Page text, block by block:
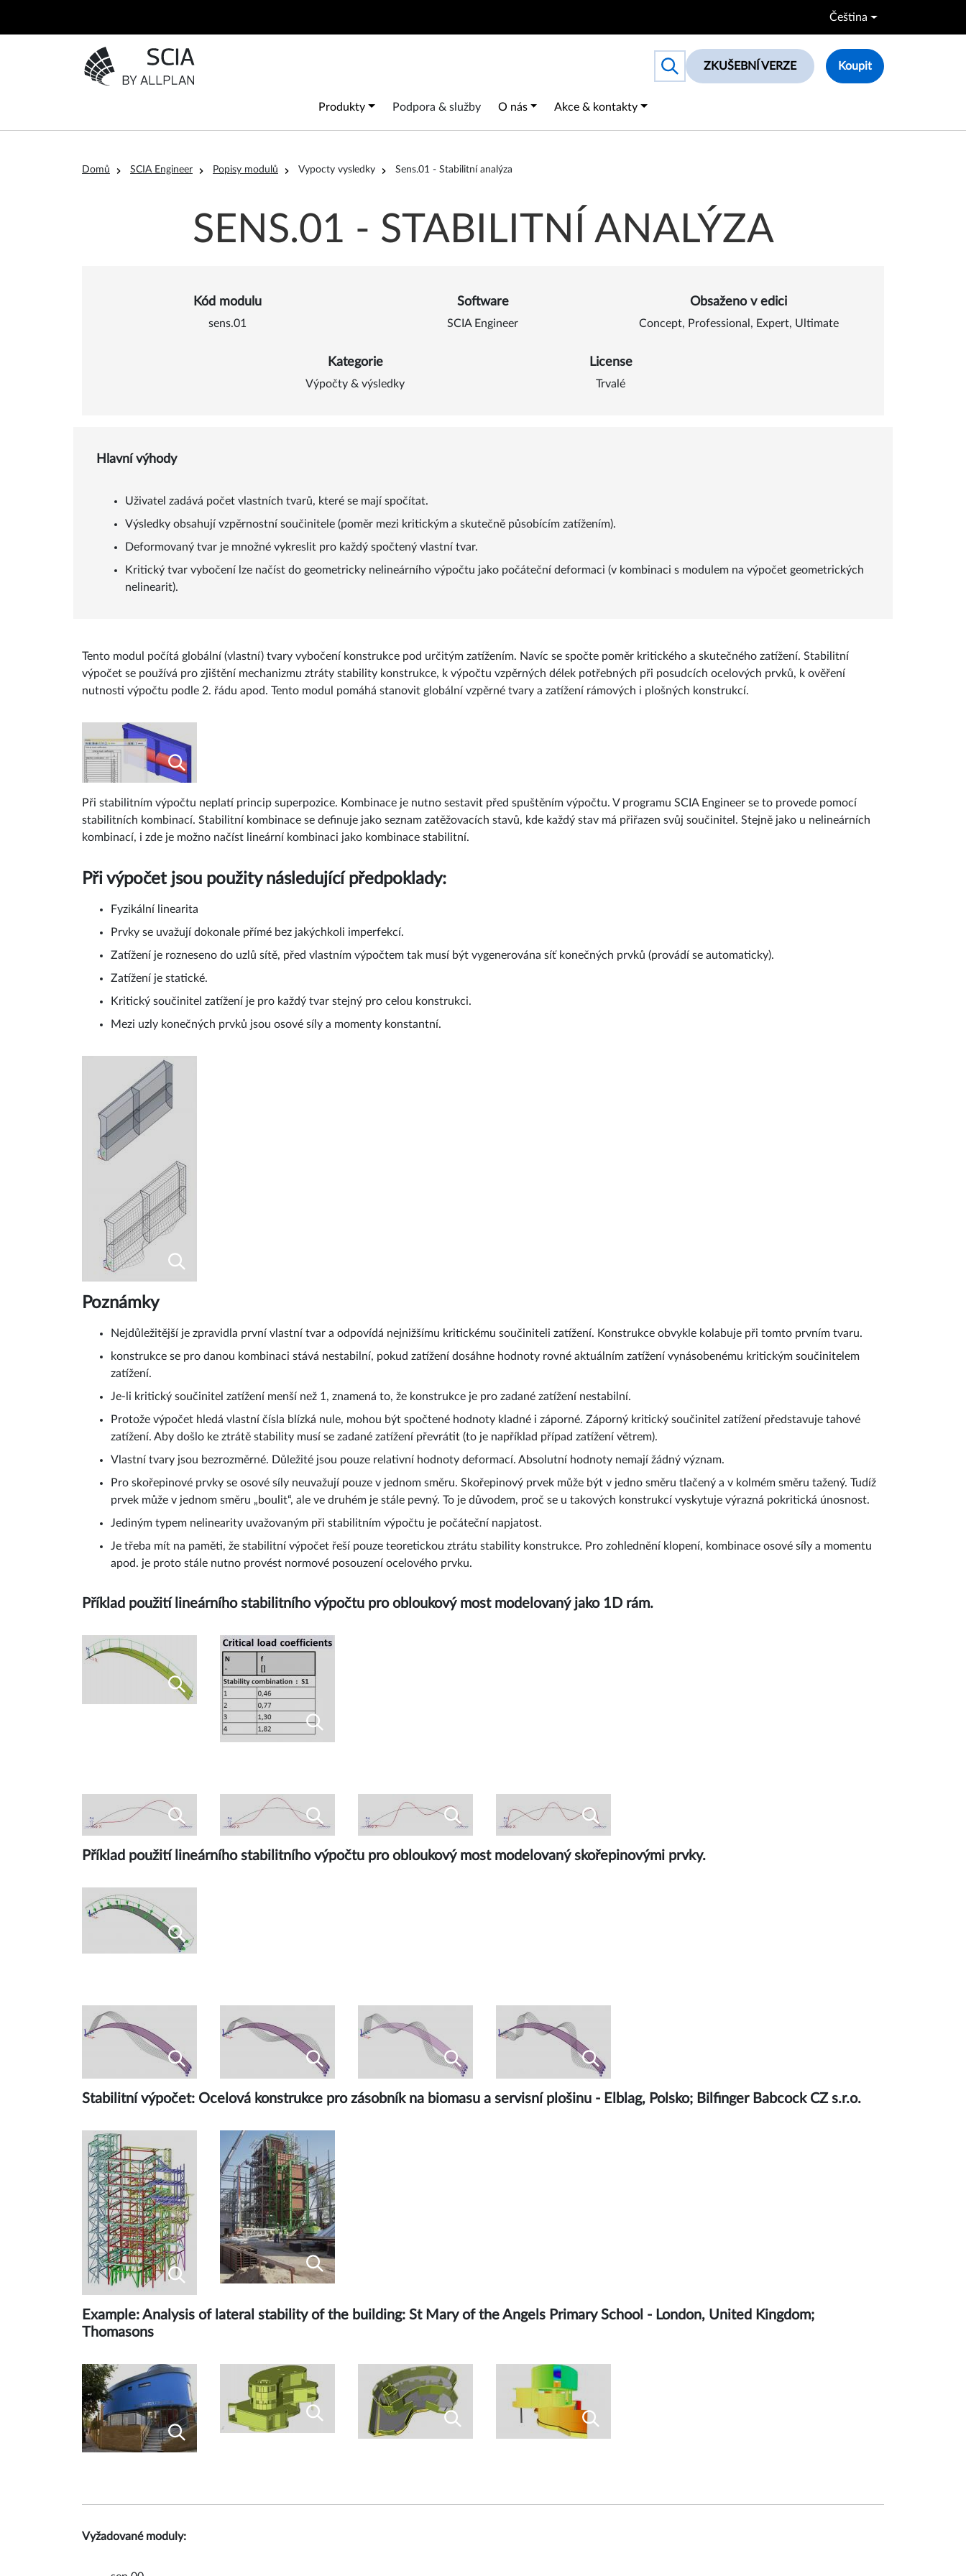
Čeština
Toggle search box
ZKUŠEBNÍ VERZE Koupit
Main navigation
Produkty Podpora & služby O nás Akce & kontakty
Drobečková navigace
Domů SCIA Engineer Popisy modulů Vypocty vysledky Sens.01 - Stabilitní analýza
SENS.01 - STABILITNÍ ANALÝZA
Kód modulu
sens.01
Software
SCIA Engineer
Obsaženo v edici
Concept, Professional , Expert, Ultimate
Kategorie
Výpočty & výsledky
License
Trvalé
Hlavní výhody
Uživatel zadává počet vlastních tvarů, které se mají spočítat.
Výsledky obsahují vzpěrnostní součinitele (poměr mezi kritickým a skutečně působícím zatížením).
Deformovaný tvar je množné vykreslit pro každý spočtený vlastní tvar.
Kritický tvar vybočení lze načíst do geometricky nelineárního výpočtu jako počáteční deformaci (v kombinaci s modulem na výpočet geometrických
nelinearit).
Tento modul počítá globální (vlastní) tvary vybočení konstrukce pod určitým zatížením. Navíc se spočte poměr kritického a skutečného zatížení. Stabilitní
výpočet se používá pro zjištění mechanizmu ztráty stability konstrukce, k výpočtu vzpěrných délek potřebných při posudcích ocelových prvků, k ověření
nutnosti výpočtu podle 2. řádu apod. Tento modul pomáhá stanovit globální vzpěrné tvary a zatížení rámových i plošných konstrukcí.
Při stabilitním výpočtu neplatí princip superpozice. Kombinace je nutno sestavit před spuštěním výpočtu. V programu SCIA Engineer se to provede pomocí
stabilitních kombinací. Stabilitní kombinace se definuje jako seznam zatěžovacích stavů, kde každý stav má přiřazen svůj součinitel. Stejně jako u nelineárních
kombinací, i zde je možno načíst lineární kombinaci jako kombinace stabilitní.
Při výpočet jsou použity následující předpoklady:
Fyzikální linearita
Prvky se uvažují dokonale přímé bez jakýchkoli imperfekcí.
Zatížení je rozneseno do uzlů sítě, před vlastním výpočtem tak musí být vygenerována síť konečných prvků (provádí se automaticky).
Zatížení je statické.
Kritický součinitel zatížení je pro každý tvar stejný pro celou konstrukci.
Mezi uzly konečných prvků jsou osové síly a momenty konstantní.
Poznámky
Nejdůležitější je zpravidla první vlastní tvar a odpovídá nejnižšímu kritickému součiniteli zatížení. Konstrukce obvykle kolabuje při tomto prvním tvaru.
konstrukce se pro danou kombinaci stává nestabilní, pokud zatížení dosáhne hodnoty rovné aktuálním zatížení vynásobenému kritickým součinitelem
zatížení.
Je-li kritický součinitel zatížení menší než 1, znamená to, že konstrukce je pro zadané zatížení nestabilní.
Protože výpočet hledá vlastní čísla blízká nule, mohou být spočtené hodnoty kladné i záporné. Záporný kritický součinitel zatížení představuje tahové
zatížení. Aby došlo ke ztrátě stability musí se zadané zatížení převrátit (to je například případ zatížení větrem).
Vlastní tvary jsou bezrozměrné. Důležité jsou pouze relativní hodnoty deformací. Absolutní hodnoty nemají žádný význam.
Pro skořepinové prvky se osové síly neuvažují pouze v jednom směru. Skořepinový prvek může být v jedno směru tlačený a v kolmém směru tažený. Tudíž
prvek může v jednom směru „boulit“, ale ve druhém je stále pevný. To je důvodem, proč se u takových konstrukcí vyskytuje výrazná pokritická únosnost.
Jediným typem nelinearity uvažovaným při stabilitním výpočtu je počáteční napjatost.
Je třeba mít na paměti, že stabilitní výpočet řeší pouze teoretickou ztrátu stability konstrukce. Pro zohlednění klopení, kombinace osové síly a momentu
apod. je proto stále nutno provést normové posouzení ocelového prvku.
Příklad použití lineárního stabilitního výpočtu pro obloukový most modelovaný jako 1D rám.
Příklad použití lineárního stabilitního výpočtu pro obloukový most modelovaný skořepinovými prvky.
Stabilitní výpočet: Ocelová konstrukce pro zásobník na biomasu a servisní plošinu - Elblag, Polsko; Bilfinger Babcock CZ s.r.o.
Example: Analysis of lateral stability of the building: St Mary of the Angels Primary School - London, United Kingdom;
Thomasons
Vyžadované moduly: